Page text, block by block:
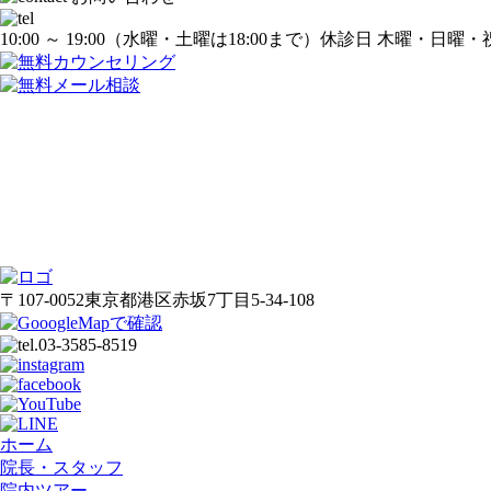
10:00 ～ 19:00 （水曜・土曜は18:00まで） 休診日 木曜・日曜・
〒107-0052東京都港区赤坂7丁目5-34-108
ホーム
院長・スタッフ